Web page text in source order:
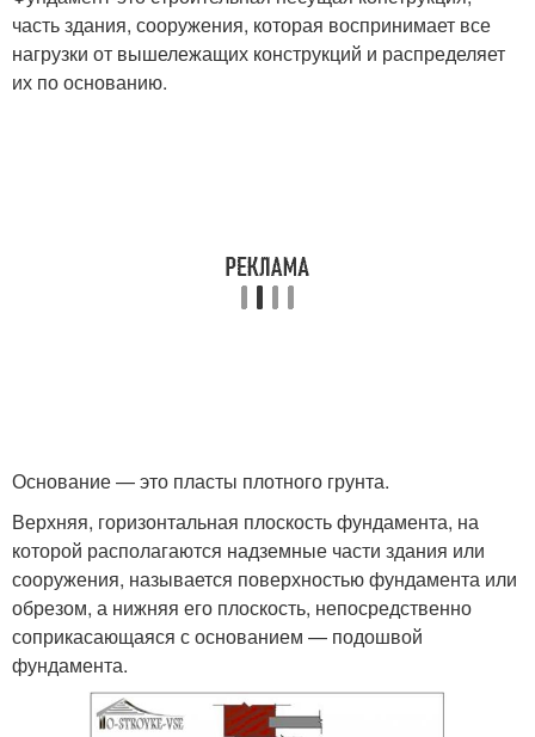
часть здания, сооружения, которая воспринимает все
нагрузки от вышележащих конструкций и распределяет
их по основанию.
Основание — это пласты плотного грунта.
Верхняя, горизонтальная плоскость фундамента, на
которой располагаются надземные части здания или
сооружения, называется поверхностью фундамента или
обрезом, а нижняя его плоскость, непосредственно
соприкасающаяся с основанием — подошвой
фундамента.